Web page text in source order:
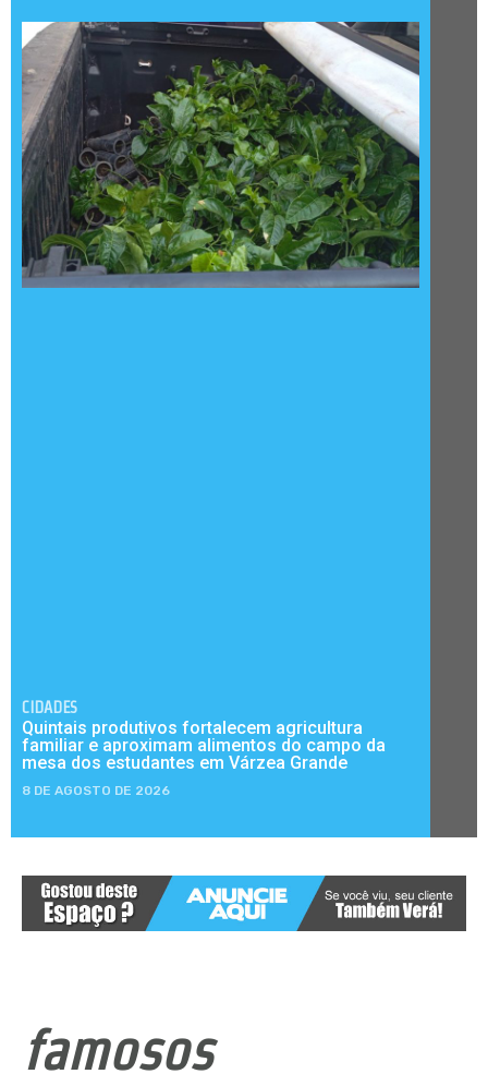
CIDADES
Quintais produtivos fortalecem agricultura
familiar e aproximam alimentos do campo da
mesa dos estudantes em Várzea Grande
8 DE AGOSTO DE 2026
famosos